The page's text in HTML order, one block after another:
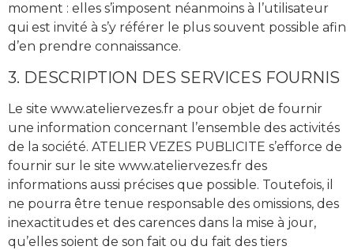
moment : elles s’imposent néanmoins à l’utilisateur
qui est invité à s’y référer le plus souvent possible afin
d’en prendre connaissance.
3. DESCRIPTION DES SERVICES FOURNIS
Le site www.ateliervezes.fr a pour objet de fournir
une information concernant l’ensemble des activités
de la société. ATELIER VEZES PUBLICITE s’efforce de
fournir sur le site www.ateliervezes.fr des
informations aussi précises que possible. Toutefois, il
ne pourra être tenue responsable des omissions, des
inexactitudes et des carences dans la mise à jour,
qu’elles soient de son fait ou du fait des tiers